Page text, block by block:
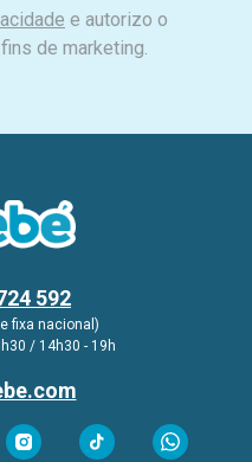
e autorizo o
de marketing.
592
fixa nacional)
/ 14h30 - 19h